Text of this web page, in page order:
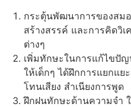
กระตุ้นพัฒนาการของสม
สร้างสรรค์ และการคิดวิ
ต่างๆ
เพิ่มทักษะในการแก้ไขปั
ให้เด็กๆ ได้ฝึกการแยกแ
โทนเสียง สำเนียงการพูด
ฝึกฝนทักษะด้านความจำ